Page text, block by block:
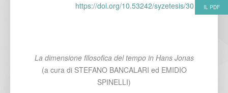
https://doi.org/10.53242/syzetesis/30
IL PDF
La dimensione filosofica del tempo in Hans Jonas
(a cura di STEFANO BANCALARI ed EMIDIO
SPINELLI)